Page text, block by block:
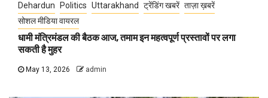
Dehardun Politics Uttarakhand ट्रेंडिंग खबरें ताज़ा ख़बरें
सोशल मीडिया वायरल
धामी मंत्रिमंडल की बैठक आज, तमाम इन महत्वपूर्ण प्रस्तावों पर लगा
सकती है मुहर
May 13, 2026 admin